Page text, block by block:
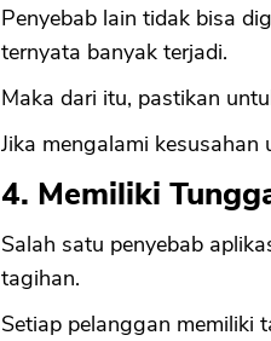
Penyebab lain tidak bisa
ternyata banyak terjadi.
Maka dari itu, pastikan
Jika mengalami
4. Memiliki
Salah satu penyebab
tagihan.
Setiap pelanggan memiliki